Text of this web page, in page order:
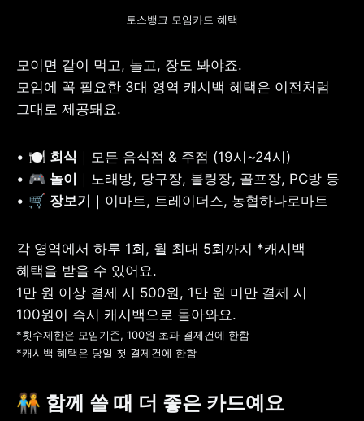
토스뱅크 모임카드 혜택
모이면 같이 먹고, 놀고, 장도 봐야죠.
모임에 꼭 필요한 3대 영역 캐시백 혜택은 이전처럼
그대로 제공돼요.
• 🍽 회식 ｜모든 음식점 & 주점 (19시~24시)
• 🎮 놀이 ｜노래방, 당구장, 볼링장, 골프장, PC방 등
• 🛒 장보기 ｜이마트, 트레이더스, 농협하나로마트
각 영역에서 하루 1회, 월 최대 5회까지 *캐시백
혜택을 받을 수 있어요.
1만 원 이상 결제 시 500원, 1만 원 미만 결제 시
*횟수제한은 모임기준, 100원 초과 결제건에 한함
*캐시백 혜택은 당일 첫 결제건에 한함
🧑‍🤝‍🧑 함께 쓸 때 더 좋은 카드예요